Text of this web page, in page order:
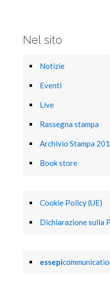
Nel sito
Notizie
Eventi
Live
Rassegna stampa
Archivio Stampa
Book store
Cookie Policy (UE)
Dichiarazione sulla
essepi